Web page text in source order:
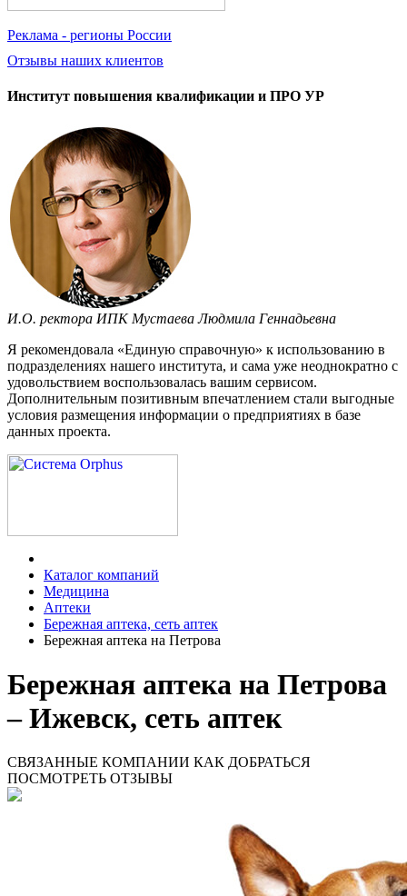
Реклама - регионы России
Отзывы наших клиентов
Институт повышения квалификации и ПРО УР
И.О. ректора ИПК Мустаева Людмила Геннадьевна
Я рекомендовала «Единую справочную» к использованию в
подразделениях нашего института, и сама уже неоднократно с
удовольствием воспользовалась вашим сервисом.
Дополнительным позитивным впечатлением стали выгодные
условия размещения информации о предприятиях в базе
данных проекта.
Каталог компаний
Медицина
Аптеки
Бережная аптека, сеть аптек
Бережная аптека на Петрова
Бережная аптека на Петрова
– Ижевск, сеть аптек
СВЯЗАННЫЕ КОМПАНИИ КАК ДОБРАТЬСЯ
ПОСМОТРЕТЬ ОТЗЫВЫ